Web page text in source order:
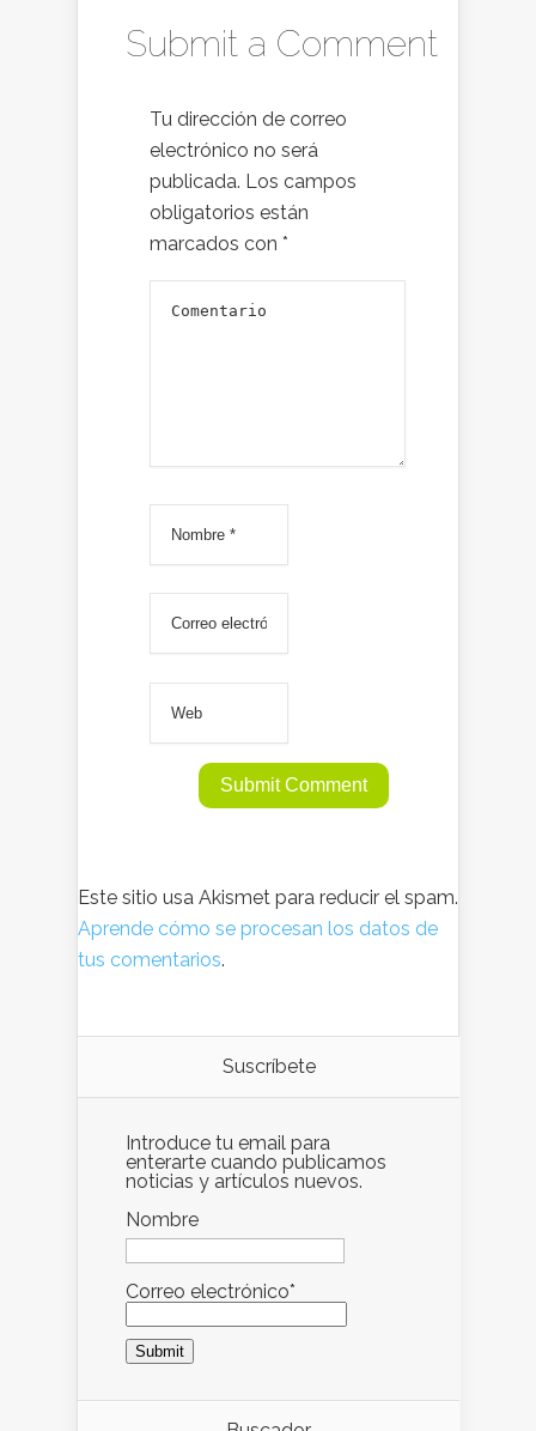
Submit a Comment
Tu dirección de correo
electrónico no será
publicada. Los campos
obligatorios están
marcados con *
Este sitio usa Akismet para reducir el spam.
Aprende cómo se procesan los datos de
tus comentarios.
Suscríbete
Introduce tu email para
enterarte cuando publicamos
noticias y artículos nuevos.
Nombre
Correo electrónico*